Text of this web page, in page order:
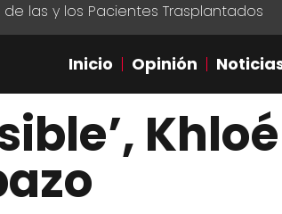
de las y los Pacientes Trasplantados
Inicio Opinión